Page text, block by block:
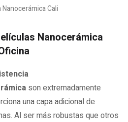
Cali
Nanocerámica
son extremadamente
una capa adicional de
Al ser más robustas que otros